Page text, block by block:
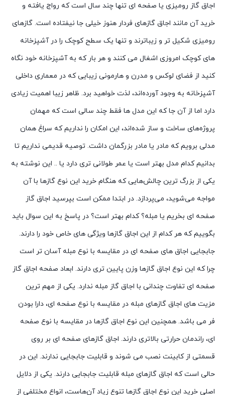
اجاق گاز رومیزی یا صفحه ای تنها چند سال است که رواج یافته و
خرید آن مانند اجاق گازهای فردار هنوز خیلی جا نیفتاده است. گازهای
رومیزی شکیل تر و زیباترند و تنها یک سطح کوچک را در آشپزخانه
های کوچک امروزی اشغال می کنند و هر بار که به آشپزخانه خود نگاه
کنید از فضای لوکس و مدرن و هارمونی زیبایی که در معماری داخلی
آشپزخانه به وجود آورده‌اند، لذت خواهید برد. ظاهر زیبا اهمیت زیادی
دارد اما از آن جا که این مدل ها فقط چند سالی است که مهمان
پروژه‌های ساخت و ساز شده‌اند، این امکان را نداریم که سراغ همان
مدلی برویم که مادر یا مادر بزرگمان داشت. توصیه قدیمی نداریم تا
بدانیم کدام مدل بهتر است یا عمر طولانی تری دارد یا .. این نوشته به
یکی از بزرگ ترین چالش‌هایی که هنگام خرید این نوع گازها با آن
مواجه می‌شوید، می‌پردازد. در ابتدا ممکن است بپرسید اجاق گاز
صفحه ای بخریم یا مبله؟ کدام بهتر است؟ در پاسخ به این سوال باید
بگوییم که هر کدام از این اجاق گازها ویژگی های خاص خود را دارند.
جابجایی اجاق های صفحه ای در مقایسه با نوع مبله آسان تر است
چرا که این نوع اجاق گازها وزن پایین تری دارند. ابعاد صفحه اجاق گاز
صفحه ای تفاوت چندانی با اجاق گاز مبله ندارد. یکی از مهم ترین
مزیت های اجاق گازهای مبله در مقایسه با نوع صفحه ای، دارا بودن
فر می باشد. همچنین این نوع اجاق گازها در مقایسه با نوع صفحه
ای، راندمان حرارتی بالاتری دارند. اجاق گازهای صفحه ای بر روی
قسمتی از کابینت نصب می شوند و قابلیت جابجایی ندارند. این در
حالی است که اجاق گازهای مبله قابلیت جابجایی دارند. یکی از دلایل
اصلی خرید این نوع اجاق گازها تنوع زیاد آن‌هاست، انواع مختلفی از